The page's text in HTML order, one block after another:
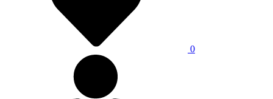
0